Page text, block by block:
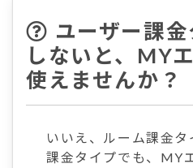
ユーザー課
しないと、MY
使えませんか？
いいえ、ルーム課金
課金タイプでも、MY